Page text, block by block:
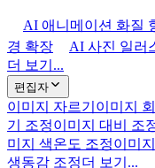
AI 애니메이션 화질
경 확장
AI 사진 일러
더 보기...
편집자
이미지 자르기 이미지
기 조정이미지 대비 조
미지 색온도 조정이미
생동감 조정더 보기...